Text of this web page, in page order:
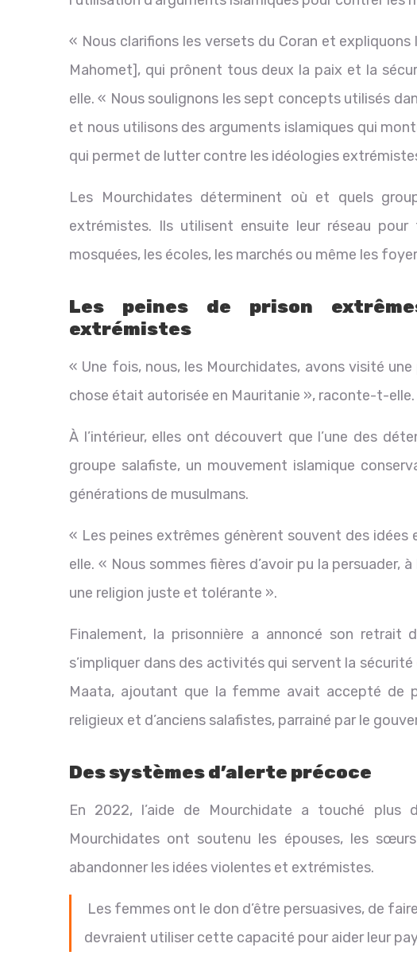
« Nous clarifions les versets du Coran et
Mahomet], qui prônent tous deux la paix et la
elle. « Nous soulignons les sept concepts utilisés
et nous utilisons des arguments islamiques qui
qui permet de lutter contre les idéologies
Les Mourchidates déterminent où et quels
extrémistes. Ils utilisent ensuite leur réseau
mosquées, les écoles, les marchés ou même les
Les peines de prison
extrémistes
« Une fois, nous, les Mourchidates, avons visité
chose était autorisée en Mauritanie », raconte-t-elle.
À l’intérieur, elles ont découvert que l’une des
groupe salafiste, un mouvement islamique
générations de musulmans.
« Les peines extrêmes génèrent souvent des
elle. « Nous sommes fières d’avoir pu la persuader,
une religion juste et tolérante ».
Finalement, la prisonnière a annoncé son
s’impliquer dans des activités qui servent la
Maata, ajoutant que la femme avait accepté de
religieux et d’anciens salafistes, parrainé par le
Des systèmes d’alerte précoce
En 2022, l’aide de Mourchidate a touché plus
Mourchidates ont soutenu les épouses, les
abandonner les idées violentes et extrémistes.
Les femmes ont le don d’être persuasives, de
devraient utiliser cette capacité pour aider leur